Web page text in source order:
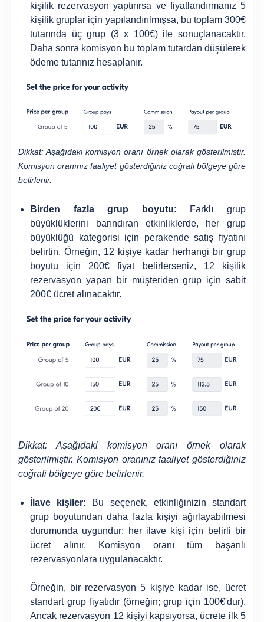
kişilik rezervasyon yaptırırsa ve fiyatlandırmanız 5
kişilik gruplar için yapılandırılmışsa, bu toplam 300€
tutarında üç grup (3 x 100€) ile sonuçlanacaktır.
Daha sonra komisyon bu toplam tutardan düşülerek
ödeme tutarınız hesaplanır.
Dikkat: Aşağıdaki komisyon oranı örnek olarak gösterilmiştir.
Komisyon oranınız faaliyet gösterdiğiniz coğrafi bölgeye göre
belirlenir.
Birden fazla grup boyutu:
Farklı grup
büyüklüklerini barındıran etkinliklerde, her grup
büyüklüğü kategorisi için perakende satış fiyatını
belirtin. Örneğin, 12 kişiye kadar herhangi bir grup
boyutu için 200€ fiyat belirlerseniz, 12 kişilik
rezervasyon yapan bir müşteriden grup için sabit
200€ ücret alınacaktır.
Dikkat: Aşağıdaki komisyon oranı örnek olarak
gösterilmiştir. Komisyon oranınız faaliyet gösterdiğiniz
coğrafi bölgeye göre belirlenir.
İlave kişiler: Bu seçenek, etkinliğinizin standart
grup boyutundan daha fazla kişiyi ağırlayabilmesi
durumunda uygundur; her ilave kişi için belirli bir
ücret alınır. Komisyon oranı tüm başarılı
rezervasyonlara uygulanacaktır.
Örneğin, bir rezervasyon 5 kişiye kadar ise, ücret
standart grup fiyatıdır (örneğin; grup için 100€'dur).
Ancak rezervasyon 12 kişiyi kapsıyorsa, ücrete ilk 5